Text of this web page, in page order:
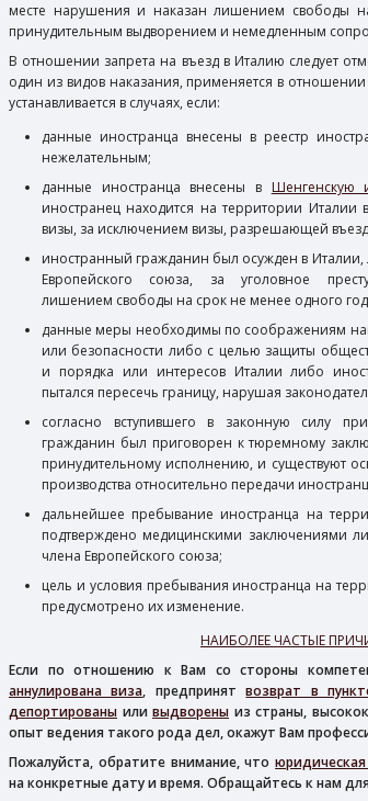
месте нарушения и наказан лишением свободы
принудительным выдворением и немедленным
В отношении запрета на въезд в Италию следует
один из видов наказания, применяется в
устанавливается в случаях, если:
данные иностранца внесены в реестр
нежелательным;
​данные иностранца внесены в Шенгенскую
иностранец находится на территории
визы, за исключением визы, разрешающей
иностранный гражданин был осужден в Италии,
Европейского союза, за уголовное
лишением свободы на срок не менее одного
данные меры необходимы по соображениям
или безопасности либо с целью защиты
и порядка или интересов Италии либо
пытался пересечь границу, нарушая
согласно вступившего в законную силу
гражданин был приговорен к тюремному
принудительному исполнению, и существуют
производства относительно передачи
дальнейшее пребывание иностранца на
подтверждено медицинскими заключениями
члена Европейского союза;
цель и условия пребывания иностранца на
предусмотрено их изменение.
НАИБОЛЕЕ ЧАСТЫЕ
Если по отношению к Вам со стороны
аннулирована виза, предпринятвозврат в
депортированы или выдворены из страны,
опыт ведения такого рода дел, окажут Вам
Пожалуйста, обратите внимание, что
на конкретные дату и время. Обращайтесь к нам